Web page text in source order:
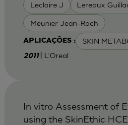
Leclaire J Lereaux
Meunier Jean-Roch
APLICAÇÕES : SKIN
2011 | L'Oreal
In vitro Assessment of
using the SkinEthic